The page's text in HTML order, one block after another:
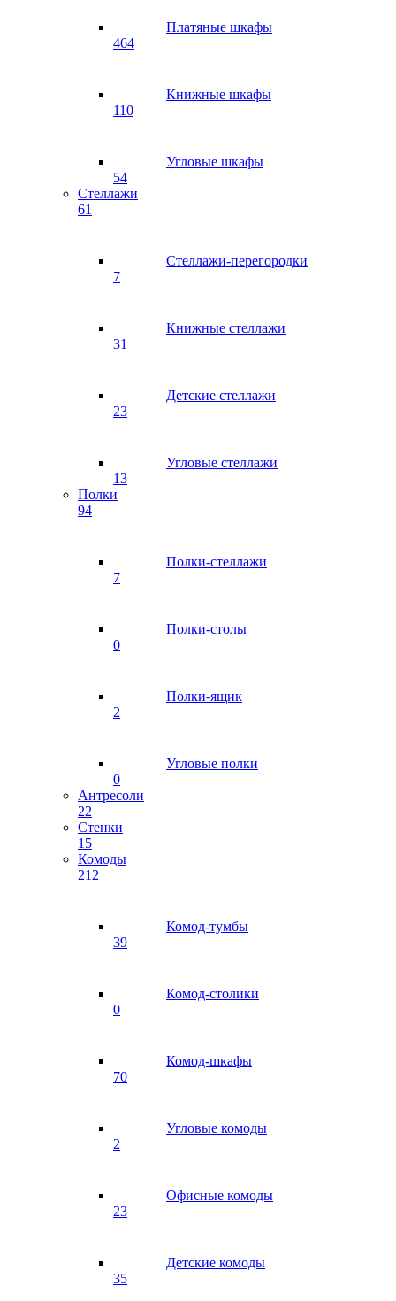
Платяные шкафы
464
Книжные шкафы
110
Угловые шкафы
54
Стеллажи
61
Стеллажи-перегородки
7
Книжные стеллажи
31
Детские стеллажи
23
Угловые стеллажи
13
Полки
94
Полки-стеллажи
7
Полки-столы
0
Полки-ящик
2
Угловые полки
0
Антресоли
22
Стенки
15
Комоды
212
Комод-тумбы
39
Комод-столики
0
Комод-шкафы
70
Угловые комоды
2
Офисные комоды
23
Детские комоды
35